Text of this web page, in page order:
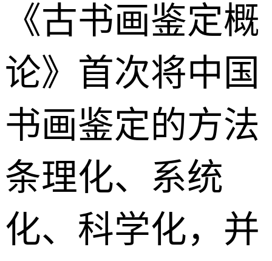
《古书画鉴定概
论》首次将中国
书画鉴定的方法
条理化、系统
化、科学化，并